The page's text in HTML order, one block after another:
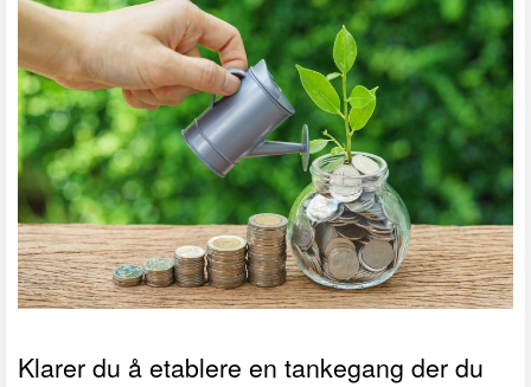
Klarer du å etablere en tankegang der du